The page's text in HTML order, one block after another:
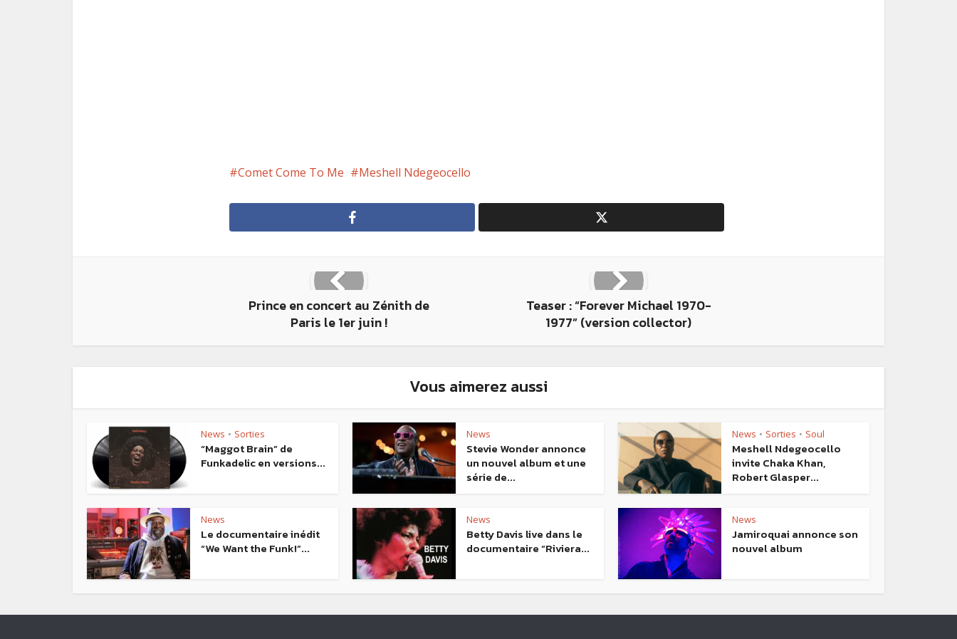
Comet Come To Me Meshell Ndegeocello
Prince en concert au Zénith de
Paris le 1er juin !
Teaser : “Forever Michael 1970-
1977” (version collector)
Vous aimerez aussi
News • Sorties
“Maggot Brain” de
Funkadelic en versions...
News
Stevie Wonder annonce
un nouvel album et une
série de...
News • Sorties • Soul
Meshell Ndegeocello
invite Chaka Khan,
Robert Glasper...
News
Le documentaire inédit
“We Want the Funk!”...
News
Betty Davis live dans le
documentaire “Riviera...
News
Jamiroquai annonce son
nouvel album